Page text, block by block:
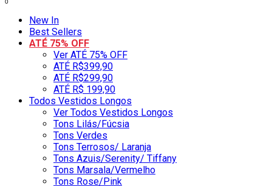
0
New In
Best Sellers
ATÉ 75% OFF
Ver ATÉ 75% OFF
ATÉ R$399,90
ATÉ R$299,90
ATÉ R$ 199,90
Todos Vestidos Longos
Ver Todos Vestidos Longos
Tons Lilás/Fúcsia
Tons Verdes
Tons Terrosos/ Laranja
Tons Azuis/Serenity/ Tiffany
Tons Marsala/Vermelho
Tons Rose/Pink